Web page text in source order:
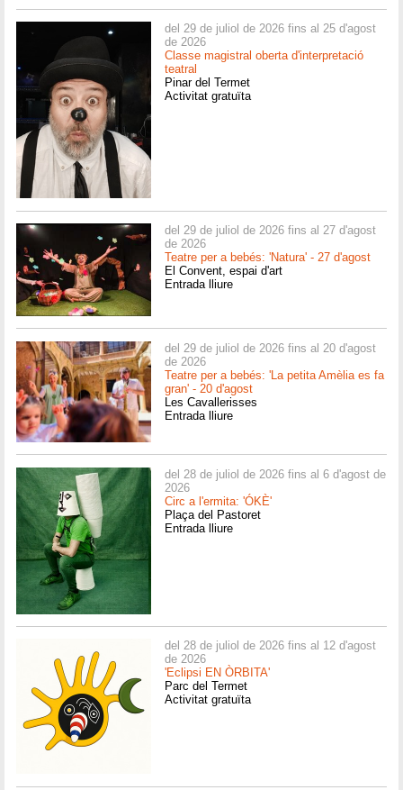
del 29 de juliol de 2026 fins al 25 d'agost
de 2026
Classe magistral oberta d'interpretació
teatral
Pinar del Termet
Activitat gratuïta
del 29 de juliol de 2026 fins al 27 d'agost
de 2026
Teatre per a bebés: 'Natura' - 27 d'agost
El Convent, espai d'art
Entrada lliure
del 29 de juliol de 2026 fins al 20 d'agost
de 2026
Teatre per a bebés: 'La petita Amèlia es fa
gran' - 20 d'agost
Les Cavallerisses
Entrada lliure
del 28 de juliol de 2026 fins al 6 d'agost de
2026
Circ a l'ermita: 'ÓKÈ'
Plaça del Pastoret
Entrada lliure
del 28 de juliol de 2026 fins al 12 d'agost
de 2026
'Eclipsi EN ÒRBITA'
Parc del Termet
Activitat gratuïta